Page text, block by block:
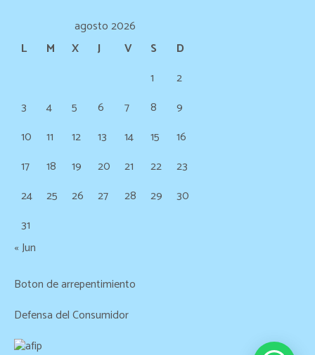
agosto 2026
L
M X J V S
D
1
2
3
4 5 6 7 8
9
10
11 12 13 14 15
16
17
18 19 20 21 22
23
24
25 26 27 28 29
30
31
« Jun
Boton de arrepentimiento
Defensa del Consumidor